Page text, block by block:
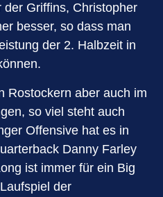
Griffins, Christopher
besser, so dass man
der 2. Halbzeit in
Rostockern aber auch im
so viel steht auch
Offensive hat es in
Danny Farley
ist immer für ein Big
der